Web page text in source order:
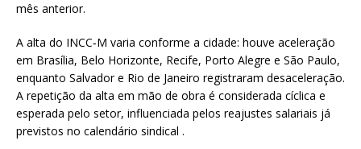
mês anterior.
A alta do INCC‑M varia conforme a cidade: houve aceleração
em Brasília, Belo Horizonte, Recife, Porto Alegre e São Paulo,
enquanto Salvador e Rio de Janeiro registraram desaceleração.
A repetição da alta em mão de obra é considerada cíclica e
esperada pelo setor, influenciada pelos reajustes salariais já
previstos no calendário sindical .